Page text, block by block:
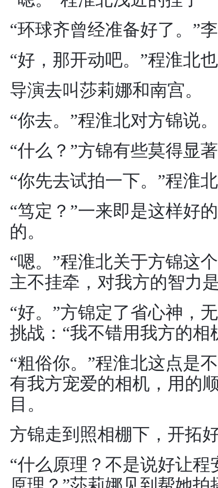
“环球齐曾经准备好了。”
“好，那开动吧。”程淮北
导演去叫莎莉娜和南宫。
“你去。”程淮北对方锦说。
“什么？”方锦有些莫得显
“你先去试拍一下。”程淮
“笃定？”一来即是这样好
的。
“嗯。”程淮北关于方锦这
主不挂牵，对我方的智力
“好。”方锦定了省心神，
挑战：“我不错用我方的相
“粗俗你。”程淮北这点是
有我方宠爱的相机，用的
目。
方锦走到照相棚下，开拓
“什么原理？不是说好让